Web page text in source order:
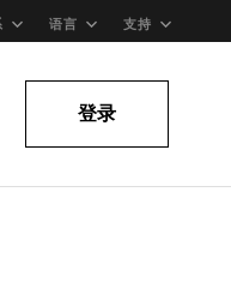
语言 支持
登录